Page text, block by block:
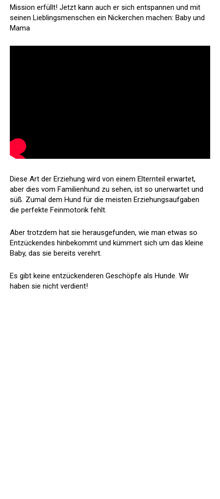
Mission erfüllt! Jetzt kann auch er sich entspannen und mit
seinen Lieblingsmenschen ein Nickerchen machen: Baby und
Mama
Diese Art der Erziehung wird von einem Elternteil erwartet,
aber dies vom Familienhund zu sehen, ist so unerwartet und
süß. Zumal dem Hund für die meisten Erziehungsaufgaben
die perfekte Feinmotorik fehlt.
Aber trotzdem hat sie herausgefunden, wie man etwas so
Entzückendes hinbekommt und kümmert sich um das kleine
Baby, das sie bereits verehrt.
Es gibt keine entzückenderen Geschöpfe als Hunde. Wir
haben sie nicht verdient!